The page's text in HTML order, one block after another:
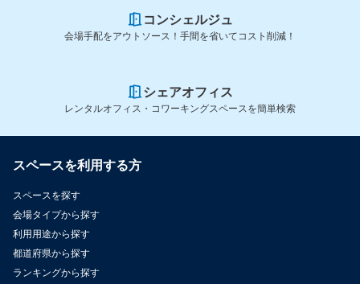
コンシェルジュ
会場手配をアウトソース！手間を省いてコスト削減！
シェアオフィス
レンタルオフィス・コワーキングスペースを簡単検索
スペースを利用する方
スペースを探す
会場タイプから探す
利用用途から探す
都道府県から探す
ランキングから探す